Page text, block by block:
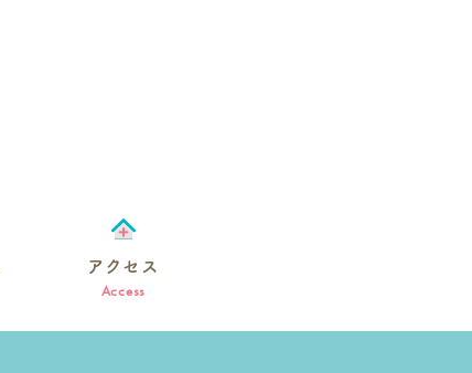
アクセス
Access